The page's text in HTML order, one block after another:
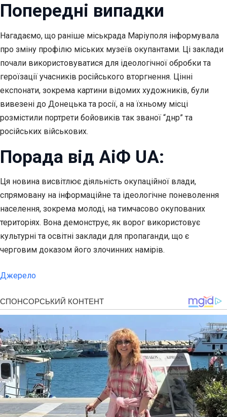
Попередні випадки
Нагадаємо, що раніше міськрада Маріуполя інформувала
про зміну профілю міських музеїв окупантами. Ці заклади
почали використовуватися для ідеологічної обробки та
героїзації учасників російського вторгнення. Цінні
експонати, зокрема картини відомих художників, були
вивезені до Донецька та росії, а на їхньому місці
розмістили портрети бойовиків так званої “днр” та
російських військових.
Порада від АіФ UA:
Ця новина висвітлює діяльність окупаційної влади,
спрямовану на інформаційне та ідеологічне поневолення
населення, зокрема молоді, на тимчасово окупованих
територіях. Вона демонструє, як ворог використовує
культурні та освітні заклади для пропаганди, що є
черговим доказом його злочинних намірів.
Джерело